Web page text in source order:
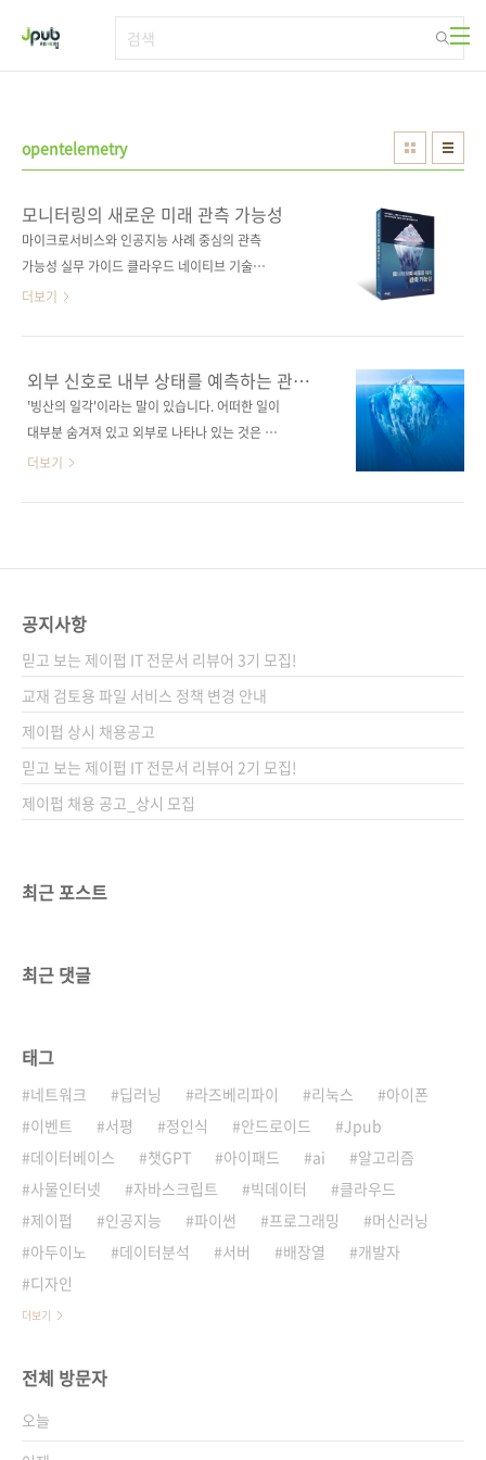
opentelemetry
모니터링의 새로운 미래 관측 가능성
마이크로서비스와 인공지능 사례 중심의 관측
가능성 실무 가이드 클라우드 네이티브 기술이
고도화되고 시스템이 복잡해질수록 근본 원인
으로 관측 가능성을 다룬다. 프로메테우스부터
그라파나, 오픈텔레메트리까지 다양하게 다루고
있어 관측 가능성에 대한 폭넓은 지식을 얻을 수
으로 개발한 마이크로서비스를 제공하며, 다양
한 예제를 통해 시스템을 구축해보면서 근본 원
딘] [예스이십사] [인터..
더보기
외부 신호로 내부 상태를 예측하는 관측
가능성
'빙산의 일각'이라는 말이 있습니다. 어떠한 일이
대부분 숨겨져 있고 외부로 나타나 있는 것은 극
히 일부분에 지나지 않을 때 비유적으로 이르는
더 많은 부분을 살펴볼 수 있음을 의미하는 거겠
브 서비스가 복잡해질수록 모니터링의 한계가
점점 다가옵니다. 개발자와 운영자 간 소통이 갈
수록 힘들어지기도 해서 서비스의 내부 상태를
모두 파악하기조차 어렵습니다. 그럴 때 필요한
것이 바로 관측 가능성입니다. 관측 가능성이 모
니터링을 완전..
더보기
공지사항
믿고 보는 제이펍 IT 전문서 리뷰어 3기 모집!
교재 검토용 파일 서비스 정책 변경 안내
제이펍 상시 채용공고
믿고 보는 제이펍 IT 전문서 리뷰어 2기 모집!
제이펍 채용 공고_상시 모집
최근 포스트
최근 댓글
태그
네트워크 딥러닝 라즈베리파이 리눅스
아이폰
이벤트
서평 정인식 안드로이드
Jpub
데이터베이스
챗GPT 아이패드 ai
알고리즘
사물인터넷
자바스크립트 빅데이터
클라우드
제이펍
인공지능 파이썬 프로그래밍
머신러닝
아두이노
데이터분석 서버 배장열
개발자
디자인
더보기
전체 방문자
오늘